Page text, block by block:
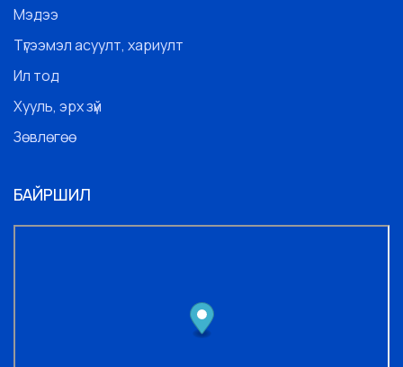
Мэдээ
Түгээмэл асуулт, хариулт
Ил тод
Хууль, эрх зүй
Зөвлөгөө
БАЙРШИЛ